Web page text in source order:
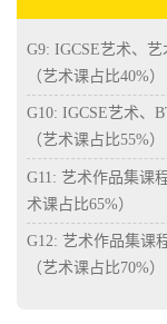
G9: IGCSE艺术、
（艺术课占比40%）
G10: IGCSE艺术、
（艺术课占比55%）
G11: 艺术作品集课
术课占比65%）
G12: 艺术作品集课
（艺术课占比70%）